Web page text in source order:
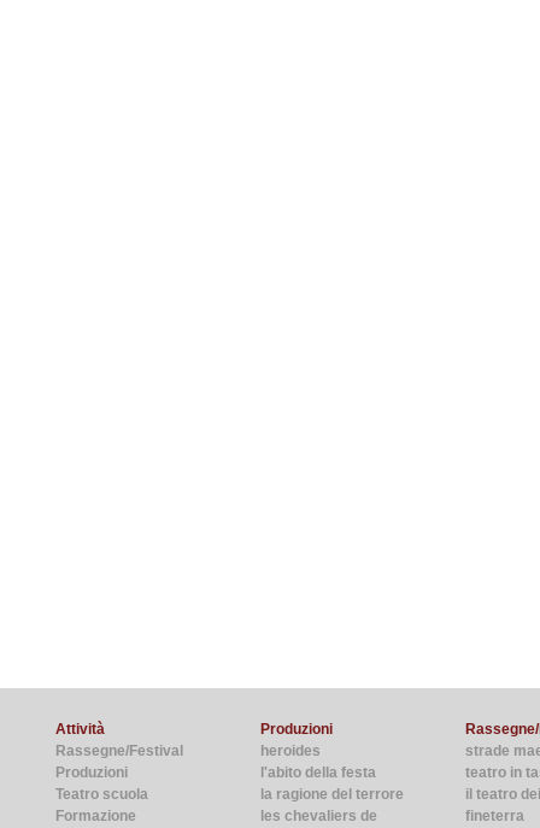
Attività
Rassegne/Festival
Produzioni
Teatro scuola
Formazione
Produzioni
heroides
l'abito della festa
la ragione del terrore
les chevaliers de
strade
teatro in
il teatro
fineterra